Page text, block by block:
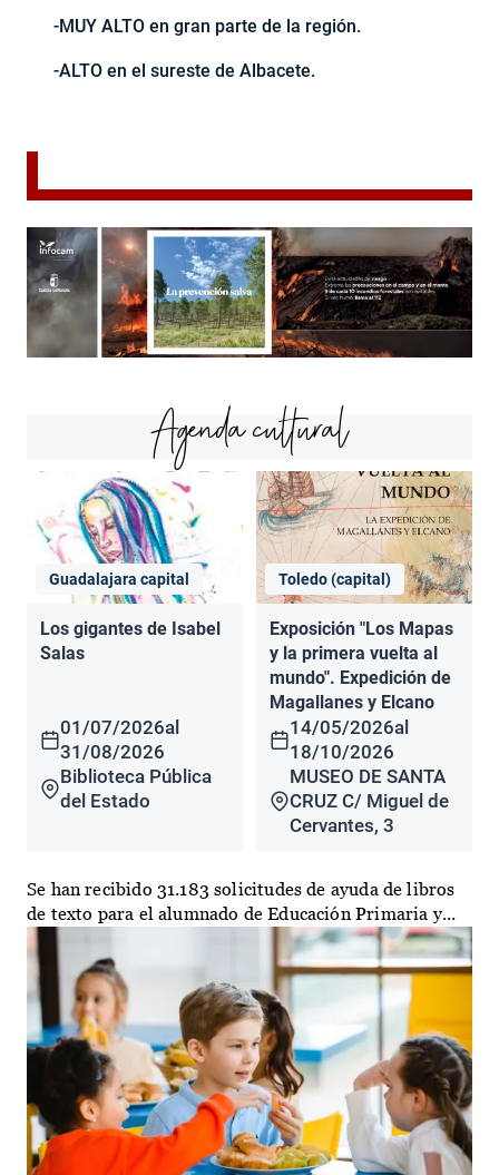
-MUY ALTO en gran parte de la región.
-ALTO en el sureste de Albacete.
Agenda cultural
Guadalajara capital
Los gigantes de Isabel
Salas
01/07/2026al
31/08/2026
Biblioteca Pública
del Estado
Toledo (capital)
Exposición "Los Mapas
y la primera vuelta al
mundo". Expedición de
Magallanes y Elcano
14/05/2026al
18/10/2026
MUSEO DE SANTA
CRUZ C/ Miguel de
Cervantes, 3
Se han recibido 31.183 solicitudes de ayuda de libros
de texto para el alumnado de Educación Primaria y...